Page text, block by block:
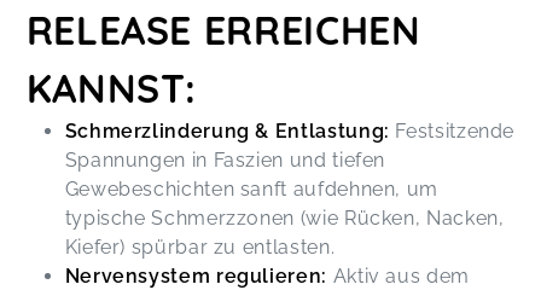
RELEASE ERREICHEN
KANNST:
Schmerzlinderung & Entlastung: Festsitzende
Spannungen in Faszien und tiefen
Gewebeschichten sanft aufdehnen, um
typische Schmerzzonen (wie Rücken, Nacken,
Kiefer) spürbar zu entlasten.
Nervensystem regulieren: Aktiv aus dem